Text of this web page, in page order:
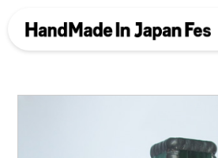
Photo Gallery